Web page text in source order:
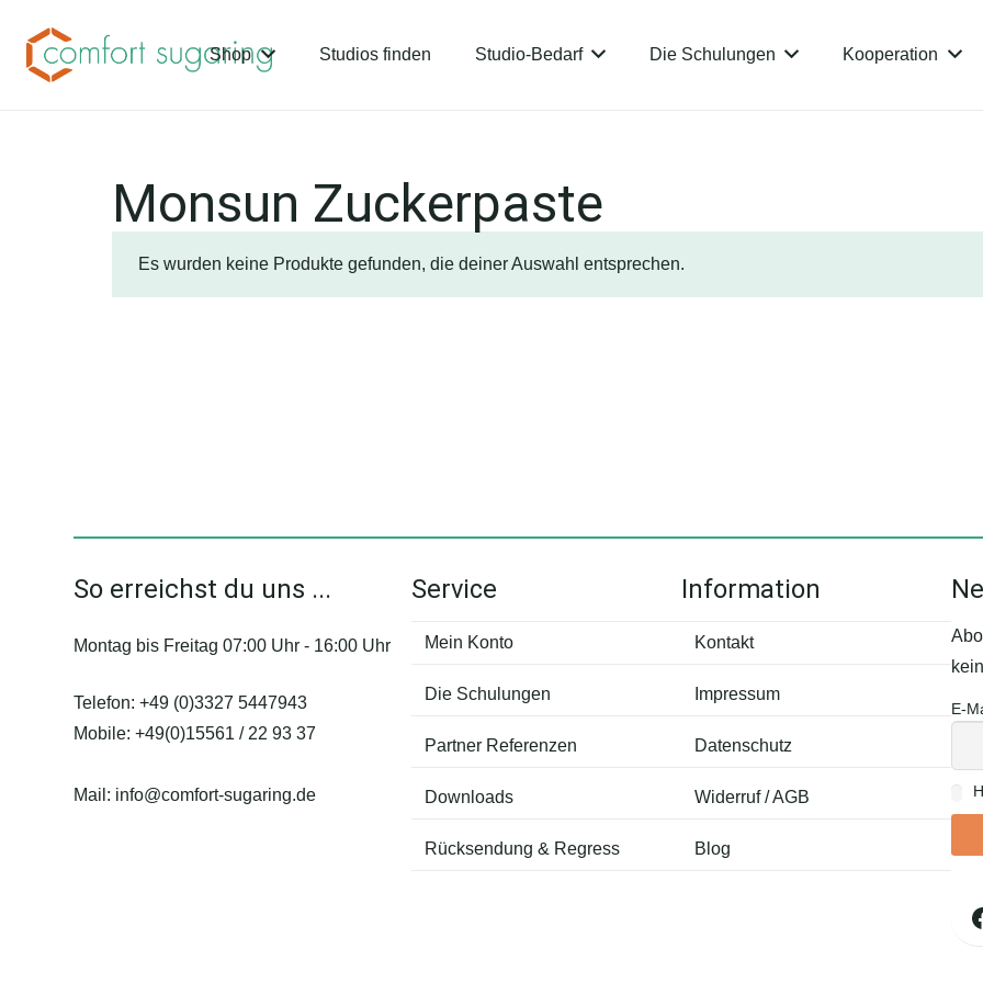
Shop Studios finden Studio-Bedarf Die Schulungen Kooperation
Monsun Zuckerpaste
Es wurden keine Produkte gefunden, die deiner Auswahl entsprechen.
So erreichst du uns ...
Montag bis Freitag 07:00 Uhr - 16:00 Uhr
Telefon:+49 (0)3327 5447943
Mobile:+49(0)15561 / 22 93 37
Mail: info@comfort-sugaring.de
Service
Mein Konto
Die Schulungen
Partner Referenzen
Downloads
Rücksendung & Regress
Information
Kontakt
Impressum
Datenschutz
Widerruf / AGB
Blog
E-